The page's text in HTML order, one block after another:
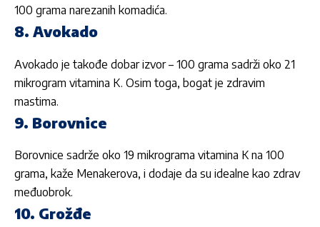
100 grama narezanih komadića.
8. Avokado
Avokado je takođe dobar izvor – 100 grama sadrži oko 21
mikrogram vitamina K. Osim toga, bogat je zdravim
mastima.
9. Borovnice
Borovnice sadrže oko 19 mikrograma vitamina K na 100
grama, kaže Menakerova, i dodaje da su idealne kao zdrav
međuobrok.
10. Grožđe